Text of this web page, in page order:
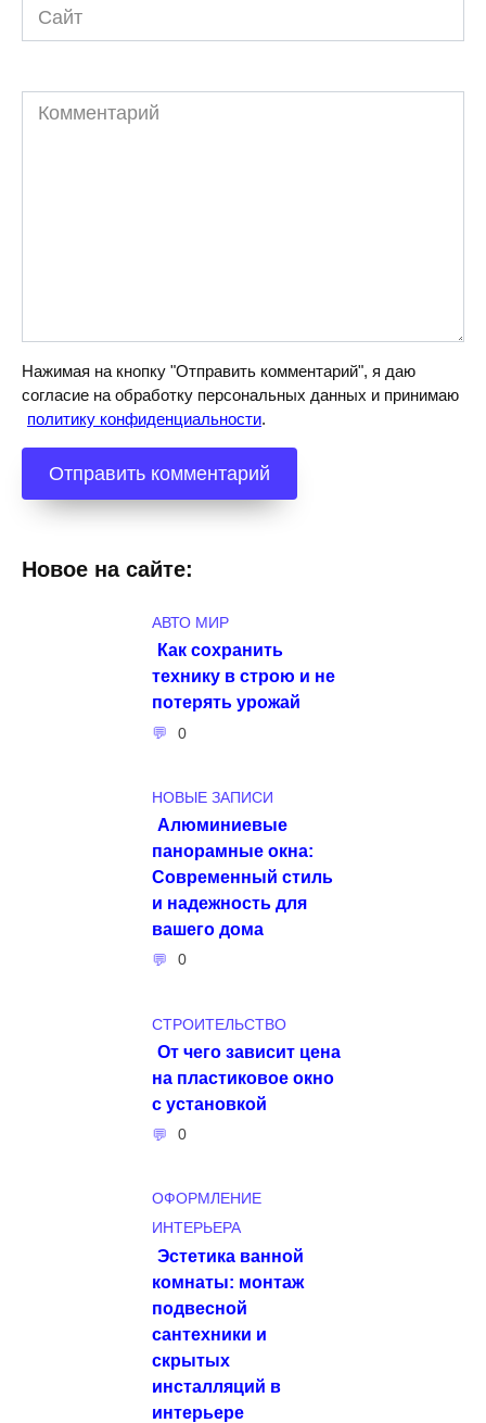
Сайт
Комментарий
Нажимая на кнопку "Отправить комментарий", я даю
согласие на обработку персональных данных и принимаю
политику конфиденциальности.
Новое на сайте:
АВТО МИР
Как сохранить
технику в строю и не
потерять урожай
0
НОВЫЕ ЗАПИСИ
Алюминиевые
панорамные окна:
Современный стиль
и надежность для
вашего дома
0
СТРОИТЕЛЬСТВО
От чего зависит цена
на пластиковое окно
с установкой
0
ОФОРМЛЕНИЕ
ИНТЕРЬЕРА
Эстетика ванной
комнаты: монтаж
подвесной
сантехники и
скрытых
инсталляций в
интерьере